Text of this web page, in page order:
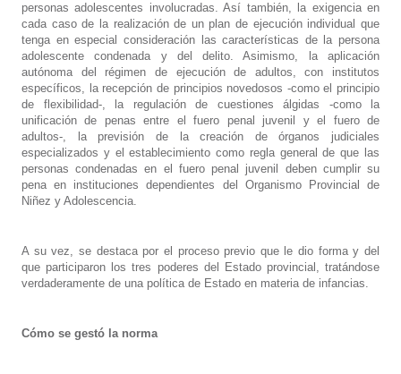
personas adolescentes involucradas. Así también, la exigencia en
cada caso de la realización de un plan de ejecución individual que
tenga en especial consideración las características de la persona
adolescente condenada y del delito. Asimismo, la aplicación
autónoma del régimen de ejecución de adultos, con institutos
específicos, la recepción de principios novedosos -como el principio
de flexibilidad-, la regulación de cuestiones álgidas -como la
unificación de penas entre el fuero penal juvenil y el fuero de
adultos-, la previsión de la creación de órganos judiciales
especializados y el establecimiento como regla general de que las
personas condenadas en el fuero penal juvenil deben cumplir su
pena en instituciones dependientes del Organismo Provincial de
Niñez y Adolescencia.
A su vez, se destaca por el proceso previo que le dio forma y del
que participaron los tres poderes del Estado provincial, tratándose
verdaderamente de una política de Estado en materia de infancias.
Cómo se gestó la norma